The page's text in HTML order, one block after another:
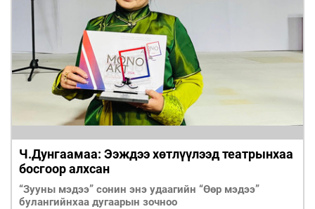
Ч.Дунгаамаа: Ээждээ хөтлүүлээд театрынхаа
босгоор алхсан
“Зууны мэдээ” сонин энэ удаагийн “Өөр мэдээ”
булангийнхаа дугаарын зочноо